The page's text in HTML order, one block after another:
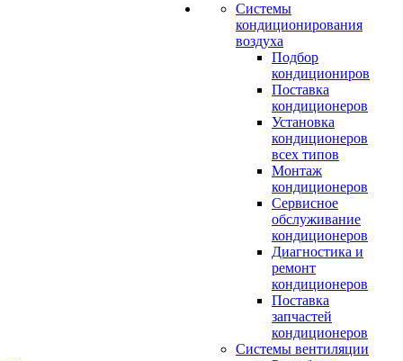
Системы
кондиционирования
воздуха
Подбор
кондициониров
Поставка
кондиционеров
Установка
кондиционеров
всех типов
Монтаж
кондиционеров
Сервисное
обслуживание
кондиционеров
Диагностика и
ремонт
кондиционеров
Поставка
запчастей
кондиционеров
Системы вентиляции